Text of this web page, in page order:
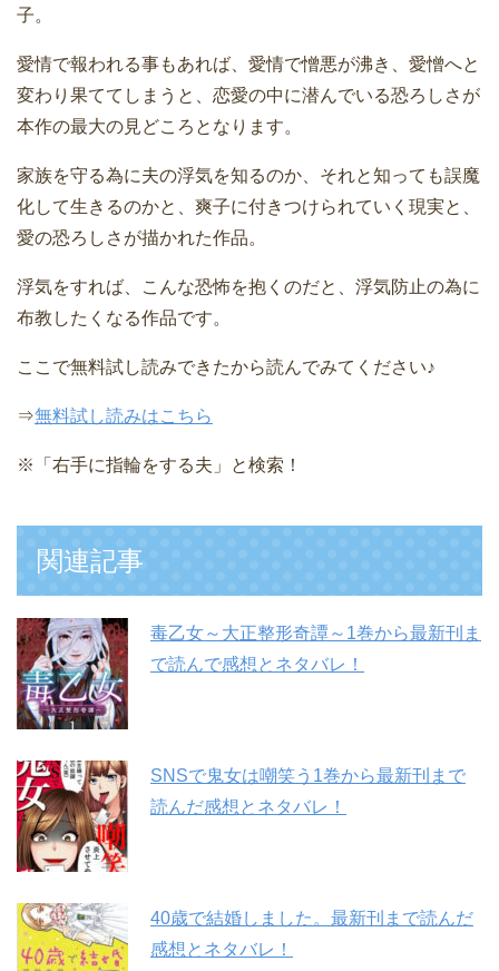
子。
愛情で報われる事もあれば、愛情で憎悪が沸き、愛憎へと
変わり果ててしまうと、恋愛の中に潜んでいる恐ろしさが
本作の最大の見どころとなります。
家族を守る為に夫の浮気を知るのか、それと知っても誤魔
化して生きるのかと、爽子に付きつけられていく現実と、
愛の恐ろしさが描かれた作品。
浮気をすれば、こんな恐怖を抱くのだと、浮気防止の為に
布教したくなる作品です。
ここで無料試し読みできたから読んでみてください♪
⇒無料試し読みはこちら
※ 「右手に指輪をする夫」と検索！
関連記事
毒乙女～大正整形奇譚～1巻から最新刊ま
で読んで感想とネタバレ！
SNSで鬼女は嘲笑う1巻から最新刊まで
読んだ感想とネタバレ！
40歳で結婚しました。最新刊まで読んだ
感想とネタバレ！